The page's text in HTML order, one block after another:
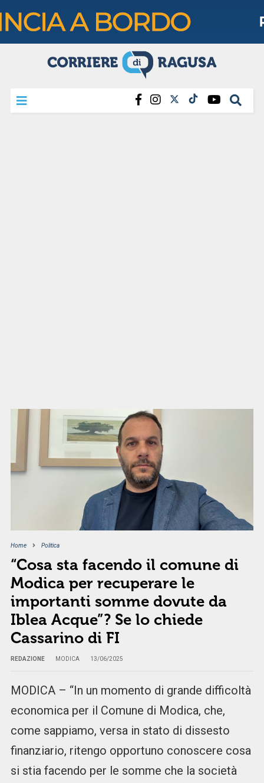
Home Politica
“Cosa sta facendo il comune di
Modica per recuperare le
importanti somme dovute da
Iblea Acque”? Se lo chiede
Cassarino di FI
REDAZIONE MODICA 13/06/2025
MODICA – “In un momento di grande difficoltà
economica per il Comune di Modica, che,
come sappiamo, versa in stato di dissesto
finanziario, ritengo opportuno conoscere cosa
si stia facendo per le somme che la società